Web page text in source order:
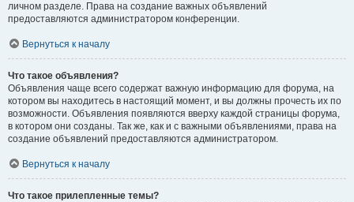
личном разделе. Права на создание важных объявлений
предоставляются администратором конференции.
Вернуться к началу
Что такое объявления?
Объявления чаще всего содержат важную информацию для форума, на
котором вы находитесь в настоящий момент, и вы должны прочесть их по
возможности. Объявления появляются вверху каждой страницы форума,
в котором они созданы. Так же, как и с важными объявлениями, права на
создание объявлений предоставляются администратором.
Вернуться к началу
Что такое прилепленные темы?